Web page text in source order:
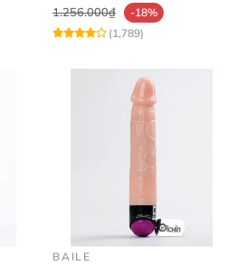
1.256.000₫
-18%
(1,789)
BAILE